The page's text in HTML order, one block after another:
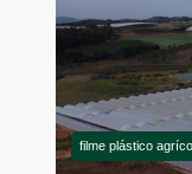
Clima